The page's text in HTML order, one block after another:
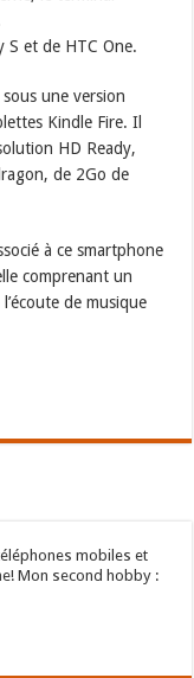
S et de HTC One.
une version
Kindle Fire. Il
HD Ready,
de 2Go de
à ce smartphone
comprenant un
de musique
mobiles et
Mon second hobby :